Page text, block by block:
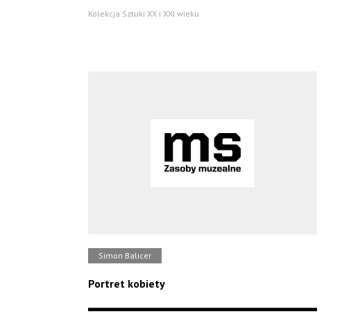
Kolekcja Sztuki XX i XXI wieku
Simon Balicer
Portret kobiety